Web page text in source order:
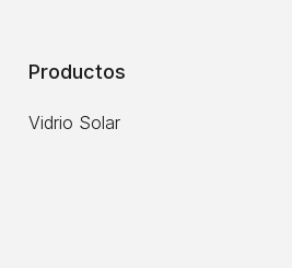
Productos
Vidrio Solar